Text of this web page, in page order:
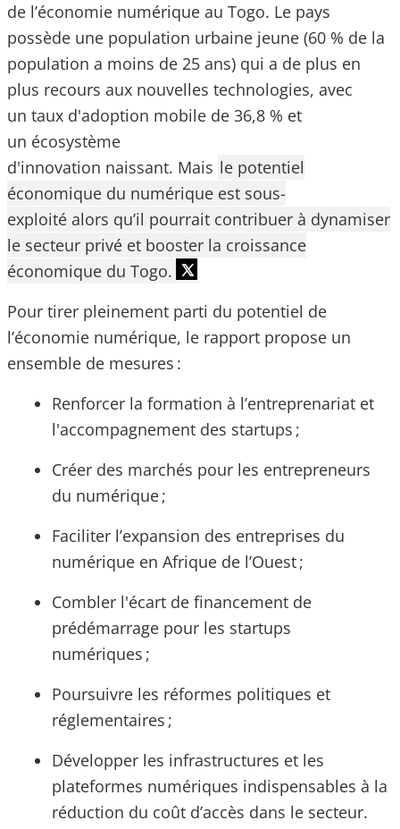
de l’économie numérique au Togo. Le pays
possède une population urbaine jeune (60 % de la
population a moins de 25 ans) qui a de plus en
plus recours aux nouvelles technologies, avec
un taux d'adoption mobile de 36,8 % et
un écosystème
d'innovation naissant. Mais le potentiel
économique du numérique est sous-
exploité alors qu’il pourrait contribuer à dynamiser
le secteur privé et booster la croissance
économique du Togo.
Pour tirer pleinement parti du potentiel de
l’économie numérique, le rapport propose un
ensemble de mesures :
Renforcer la formation à l’entreprenariat et
l'accompagnement des startups ;
Créer des marchés pour les entrepreneurs
du numérique ;
Faciliter l’expansion des entreprises du
numérique en Afrique de l’Ouest ;
Combler l'écart de financement de
prédémarrage pour les startups
numériques ;
Poursuivre les réformes politiques et
réglementaires ;
Développer les infrastructures et les
plateformes numériques indispensables à la
réduction du coût d’accès dans le secteur.